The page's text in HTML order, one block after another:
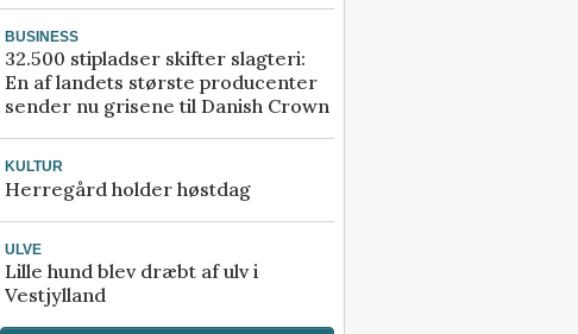
BUSINESS
32.500 stipladser skifter slagteri:
En af landets største producenter
sender nu grisene til Danish Crown
KULTUR
Herregård holder høstdag
ULVE
Lille hund blev dræbt af ulv i
Vestjylland